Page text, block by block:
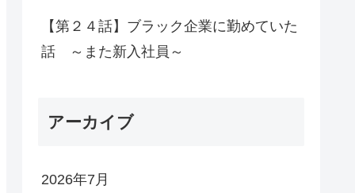
【第２４話】ブラック企業に勤めていた
話 ～また新入社員～
アーカイブ
2026年7月